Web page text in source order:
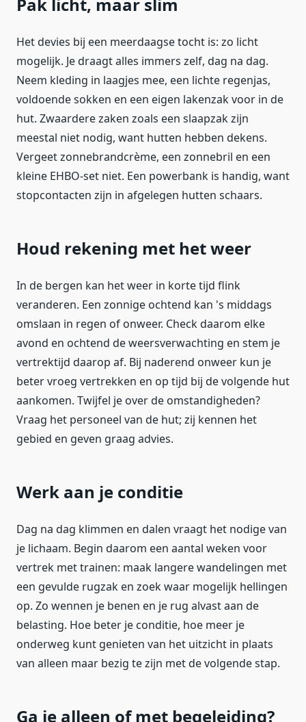
Het devies bij een meerdaagse tocht is: zo licht
mogelijk. Je draagt alles immers zelf, dag na dag.
Neem kleding in laagjes mee, een lichte regenjas,
voldoende sokken en een eigen lakenzak voor in de
hut. Zwaardere zaken zoals een slaapzak zijn
meestal niet nodig, want hutten hebben dekens.
Vergeet zonnebrandcrème, een zonnebril en een
kleine EHBO-set niet. Een powerbank is handig, want
stopcontacten zijn in afgelegen hutten schaars.
Houd rekening met het weer
In de bergen kan het weer in korte tijd flink
veranderen. Een zonnige ochtend kan 's middags
omslaan in regen of onweer. Check daarom elke
avond en ochtend de weersverwachting en stem je
vertrektijd daarop af. Bij naderend onweer kun je
beter vroeg vertrekken en op tijd bij de volgende hut
aankomen. Twijfel je over de omstandigheden?
Vraag het personeel van de hut; zij kennen het
gebied en geven graag advies.
Werk aan je conditie
Dag na dag klimmen en dalen vraagt het nodige van
je lichaam. Begin daarom een aantal weken voor
vertrek met trainen: maak langere wandelingen met
een gevulde rugzak en zoek waar mogelijk hellingen
op. Zo wennen je benen en je rug alvast aan de
belasting. Hoe beter je conditie, hoe meer je
onderweg kunt genieten van het uitzicht in plaats
van alleen maar bezig te zijn met de volgende stap.
Ga je alleen of met begeleiding?